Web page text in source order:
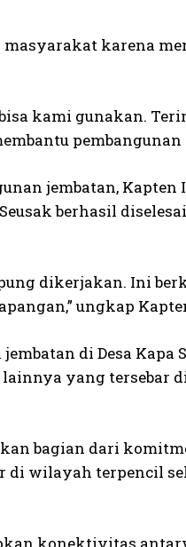
karena
kami gunakan.
jembatan,
berhasil
dikerjakan. Ini
ungkap
di Desa Kapa
yang tersebar
bagian dari
wilayah terpencil